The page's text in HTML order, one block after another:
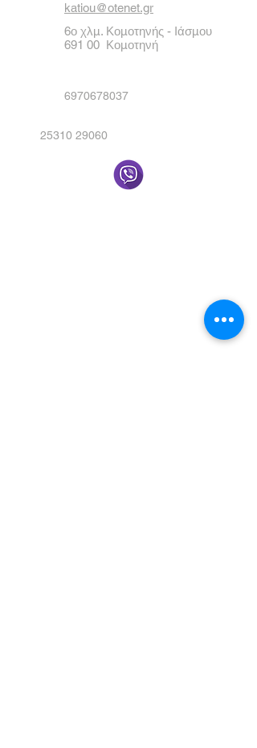
katiou@otenet.gr
6ο χλμ. Κομοτηνής - Ιάσμου
691 00 Κομοτηνή
6970678037
25310 29060